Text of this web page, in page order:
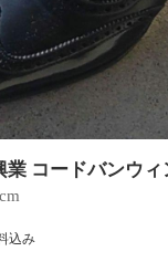
業 コードバンウ
込み